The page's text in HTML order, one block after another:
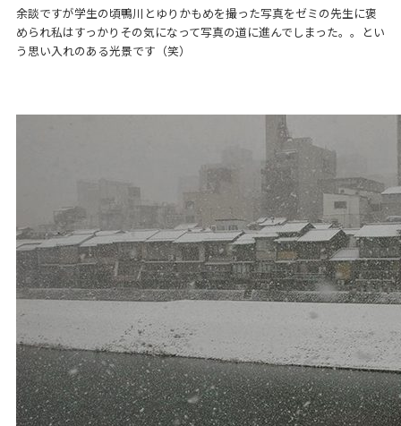
余談ですが学生の頃鴨川とゆりかもめを撮った写真をゼミの先生に褒
められ私はすっかりその気になって写真の道に進んでしまった。。とい
う思い入れのある光景です（笑）